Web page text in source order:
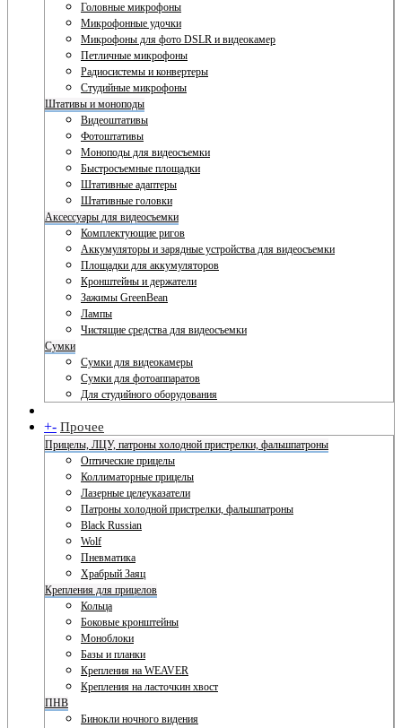
Головные микрофоны
Микрофонные удочки
Микрофоны для фото DSLR и видеокамер
Петличные микрофоны
Радиосистемы и конвертеры
Студийные микрофоны
Штативы и моноподы
Видеоштативы
Фотоштативы
Моноподы для видеосъемки
Быстросъемные площадки
Штативные адаптеры
Штативные головки
Аксессуары для видеосъемки
Комплектующие ригов
Аккумуляторы и зарядные устройства для видеосъемки
Площадки для аккумуляторов
Кронштейны и держатели
Зажимы GreenBean
Лампы
Чистящие средства для видеосъемки
Сумки
Сумки для видеокамеры
Сумки для фотоаппаратов
Для студийного оборудования
+- Прочее
Прицелы, ЛЦУ, патроны холодной пристрелки, фальшпатроны
Оптические прицелы
Коллиматорные прицелы
Лазерные целеуказатели
Патроны холодной пристрелки, фальшпатроны
Black Russian
Wolf
Пневматика
Храбрый Заяц
Крепления для прицелов
Кольца
Боковые кронштейны
Моноблоки
Базы и планки
Крепления на WEAVER
Крепления на ласточкин хвост
ПНВ
Бинокли ночного видения